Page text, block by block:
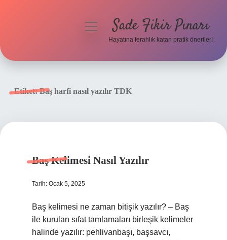
menüyüSade Fikir Pınarı
Hayatına ferahlık katan pratik öneriler!
Etiket:Baş harfi nasıl yazılır TDK
Baş Kelimesi Nasıl Yazılır
Tarih: Ocak 5, 2025
Baş kelimesi ne zaman bitişik yazılır? – Baş
ile kurulan sıfat tamlamaları birleşik kelimeler
halinde yazılır: pehlivanbaşı, başsavcı,